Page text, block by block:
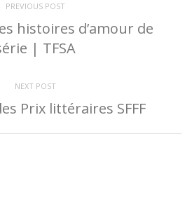
PREVIOUS POST
histoires d’amour de
| TFSA
NEXT POST
Prix littéraires SFFF